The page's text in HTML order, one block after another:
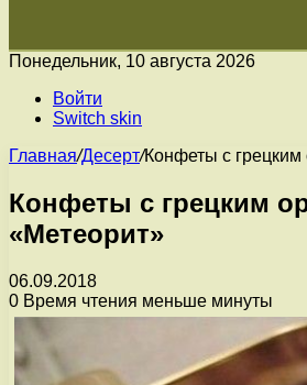
Понедельник, 10 августа 2026
Войти
Switch skin
Главная/Десерт/Конфеты с
Конфеты с грецким
«Метеорит»
06.09.2018
0 Время чтения меньше минуты